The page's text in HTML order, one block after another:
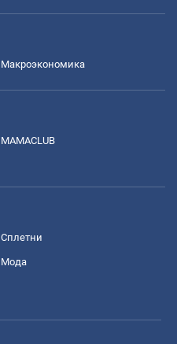
Mакроэкономика
MAMACLUB
Сплетни
Мода